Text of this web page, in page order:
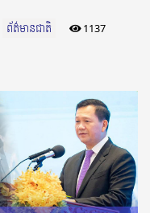
ព័ត៌មានជាតិ 1137